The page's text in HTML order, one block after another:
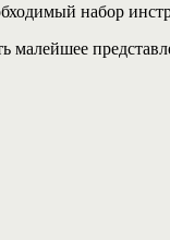
набор
малейшее